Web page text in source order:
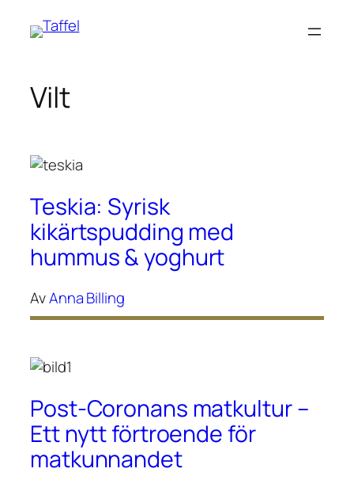
Hoppa
Vilt
Teskia: Syrisk
kikärtspudding med
hummus & yoghurt
AvAnna Billing
Post-Coronans matkultur –
Ett nytt förtroende för
matkunnandet